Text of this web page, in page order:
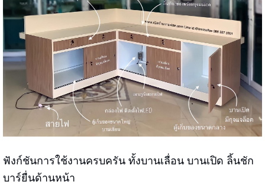
ฟังก์ชันการใช้งานครบครัน ทั้งบานเลื่อน บานเปิด ลิ้นชัก
บาร์ยื่นด้านหน้า